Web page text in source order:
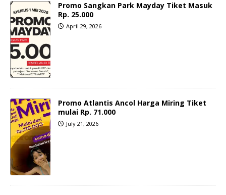
Promo Sangkan Park Mayday Tiket Masuk
Rp. 25.000
April 29, 2026
Promo Atlantis Ancol Harga Miring Tiket
mulai Rp. 71.000
July 21, 2026